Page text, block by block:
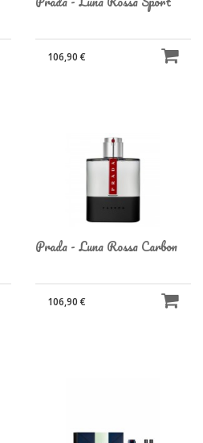
106,90 €
Prada - Luna Rossa Carbon
106,90 €